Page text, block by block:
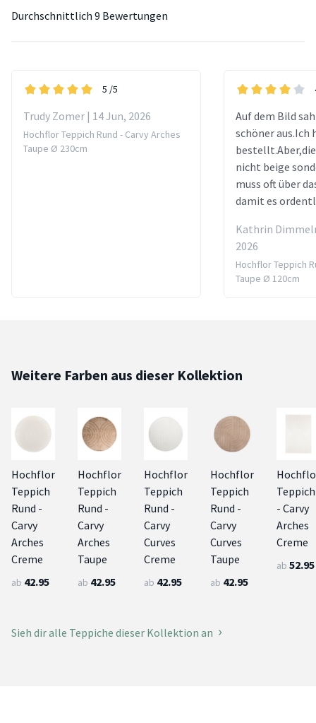
Durchschnittlich 9 Bewertungen
5 /5
Trudy Zomer | 14 Jun, 2026
Hochflor Teppich Rund - Carvy Arches
Taupe Ø 230cm
Auf dem Bild
schöner aus.Ich
nicht beige
muss oft über
damit es
Kathrin
2026
Hochflor Teppich
Taupe Ø 120cm
Weitere Farben aus dieser Kollektion
Hochflor
Teppich
Rund -
Carvy
Arches
Creme
ab 42.95
Hochflor
Teppich
Rund -
Carvy
Arches
Taupe
ab 42.95
Hochflor
Teppich
Rund -
Carvy
Curves
Creme
ab 42.95
Hochflor
Teppich
Rund -
Carvy
Curves
Taupe
ab 42.95
Teppich
- Carvy
Arches
Creme
ab 52.95
Sieh dir alle Teppiche dieser Kollektion an